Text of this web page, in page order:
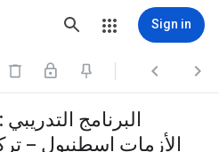
Sign in
  
البرنامج